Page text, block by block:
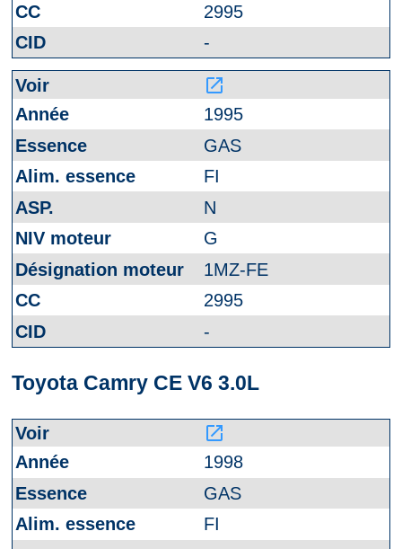
2995
-
launch
1995
GAS
FI
N
G
1MZ-FE
2995
-
Toyota Camry CE V6 3.0L
launch
1998
GAS
FI